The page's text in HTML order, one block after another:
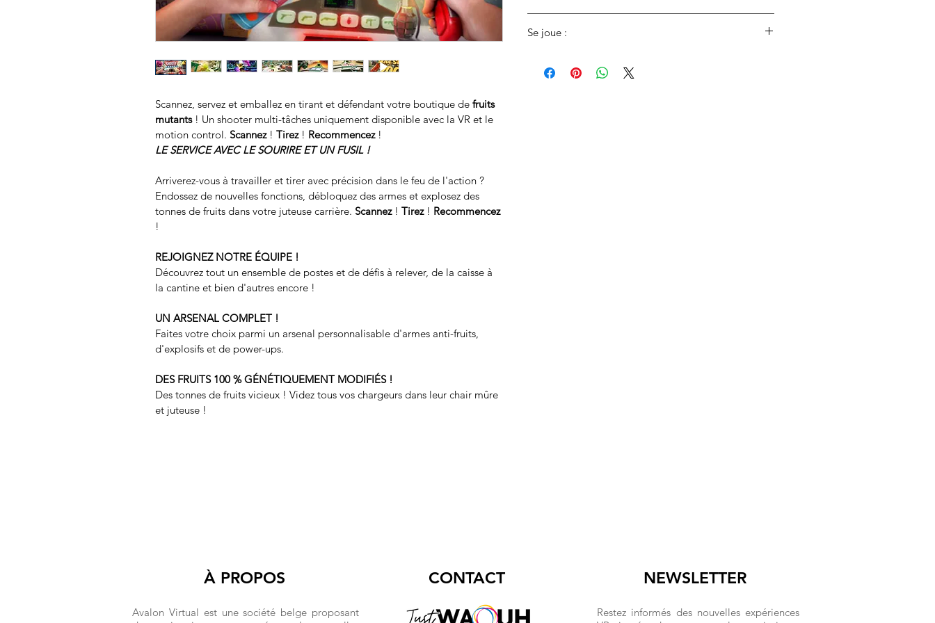
Scannez, servez et emballez en tirant et défendant votre boutique de fruits
mutants ! Un shooter multi-tâches uniquement disponible avec la VR et le
motion control. Scannez ! Tirez ! Recommencez !
LE SERVICE AVEC LE SOURIRE ET UN FUSIL !
Arriverez-vous à travailler et tirer avec précision dans le feu de l'action ?
Endossez de nouvelles fonctions, débloquez des armes et explosez des
tonnes de fruits dans votre juteuse carrière. Scannez ! Tirez ! Recommencez
!
REJOIGNEZ NOTRE ÉQUIPE !
Découvrez tout un ensemble de postes et de défis à relever, de la caisse à
la cantine et bien d'autres encore !
UN ARSENAL COMPLET !
Faites votre choix parmi un arsenal personnalisable d'armes anti-fruits,
d'explosifs et de power-ups.
DES FRUITS 100 % GÉNÉTIQUEMENT MODIFIÉS !
Des tonnes de fruits vicieux ! Videz tous vos chargeurs dans leur chair mûre
et juteuse !
PlayStation VR
Se joue :
À PROPOS CONTACT NEWSLETTER
Avalon Virtual est une société belge proposant
Restez informés des nouvelles expériences